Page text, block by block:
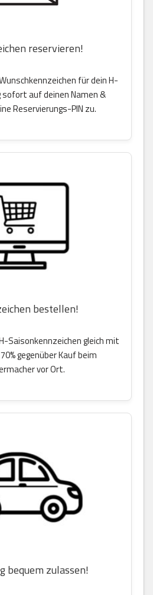
reservieren!
für dein H-
sofort auf deinen Namen &
Reservierungs-PIN zu.
bestellen!
Saisonkennzeichen gleich mit
gegenüber Kauf beim
vor Ort.
bequem zulassen!